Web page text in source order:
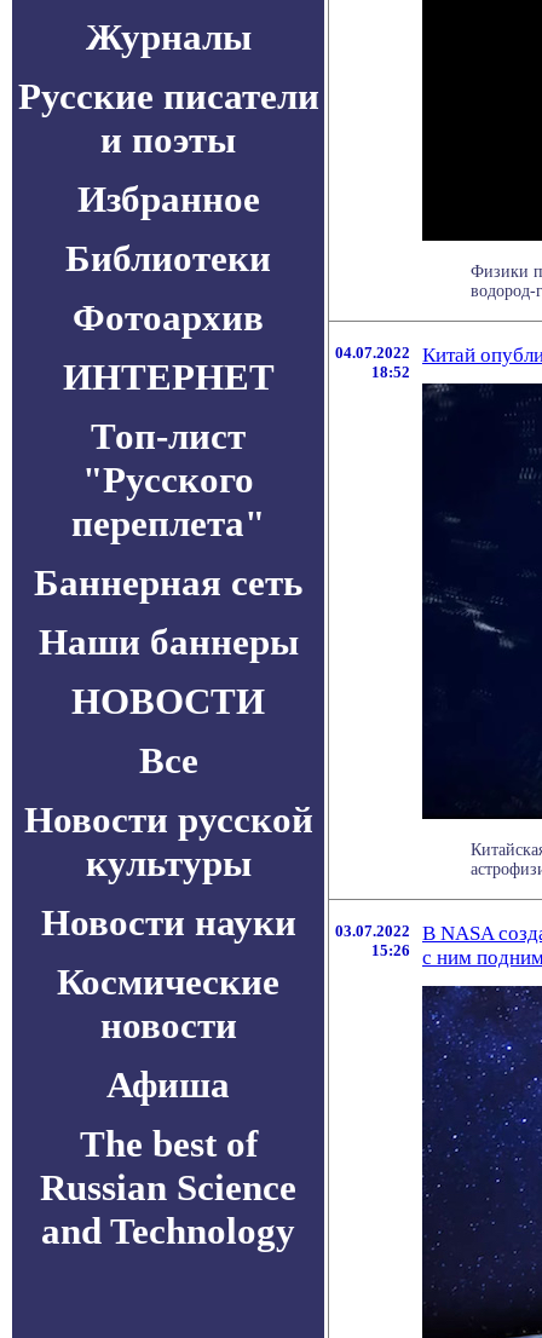
Журналы
Русские писатели
и поэты
Избранное
Библиотеки
Фотоархив
ИНТЕРНЕТ
Топ-лист
"Русского
переплета"
Баннерная сеть
Наши баннеры
НОВОСТИ
Все
Новости русской
культуры
Новости науки
Космические
новости
Афиша
The best of
Russian Science
and Technology
Физики
водород-
04.07.2022
18:52
Китай
03.07.2022
15:26
В NASA
с ним